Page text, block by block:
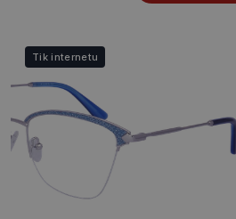
Tik internetu